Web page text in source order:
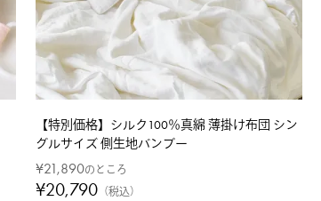
【特別価格】シルク100％真綿 薄掛け布団 シン
グルサイズ 側生地バンブー
¥21,890のところ
¥20,790 税込